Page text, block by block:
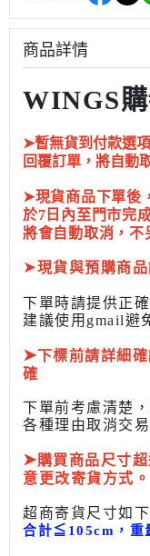
商品詳情
WINGS
➤暫無貨到付款選
回覆訂單，將自動
➤現貨商品下單後
於7日內至門市完
將會自動取消，不
➤現貨與預購商
下單時請提供正
建議使用gmail避
➤下標前請詳細
確
下單前考慮清楚
各種理由取消交易
➤購買商品尺寸
意更改寄貨方式。
超商寄貨尺寸如下
合計≦ 105cm， 重